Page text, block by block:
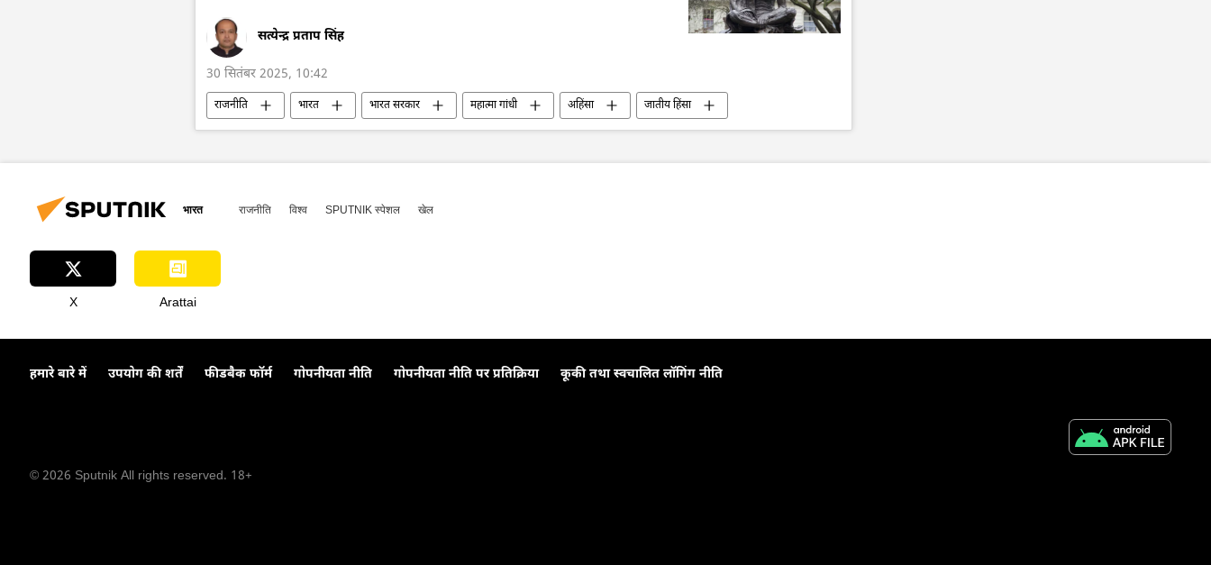
सत्येन्द्र प्रताप सिंह
30 सितंबर 2025, 10:42
राजनीति भारत भारत सरकार महात्मा गांधी अहिंसा
जातीय हिंसा
सांप्रदायिक हिंसा
राजदूतावास भारत का दूतावास अपराध
घृणा अपराध
भारत राजनीति विश्व SPUTNIK स्पेशल खेल
X Arattai
हमारे बारे में उपयोग की शर्तें फीडबैक फॉर्म गोपनीयता नीति गोपनीयता नीति पर प्रतिक्रिया कूकी तथा स्वचालित लॉगिंग नीति
© 2026 Sputnik All rights reserved. 18+